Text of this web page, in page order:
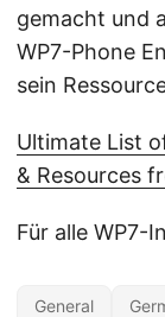
gemacht und
WP7-Phone
sein
Ultimate List
& Resources
Für alle WP7-
General